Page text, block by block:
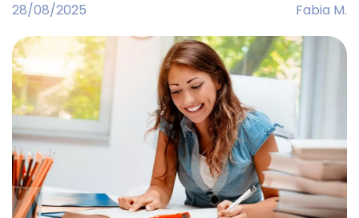
28/08/2025 Fabia M.